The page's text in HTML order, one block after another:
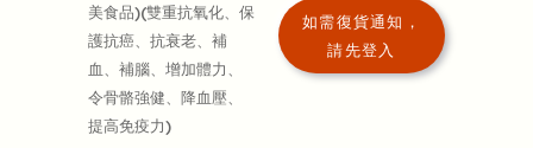
美食品)(雙重抗氧化、保
護抗癌、抗衰老、補
血、補腦、增加體力、
令骨骼強健、降血壓、
提高免疫力)
如需復貨通知，
請先登入